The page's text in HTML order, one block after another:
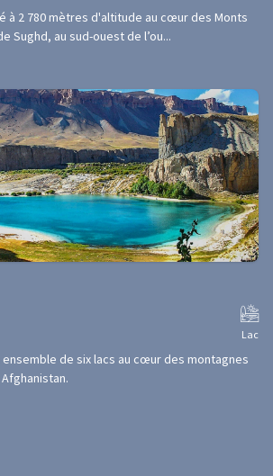
à 2 780 mètres d'altitude au cœur des Monts
Sughd, au sud-ouest de l’ou...
Lac
ensemble de six lacs au cœur des montagnes